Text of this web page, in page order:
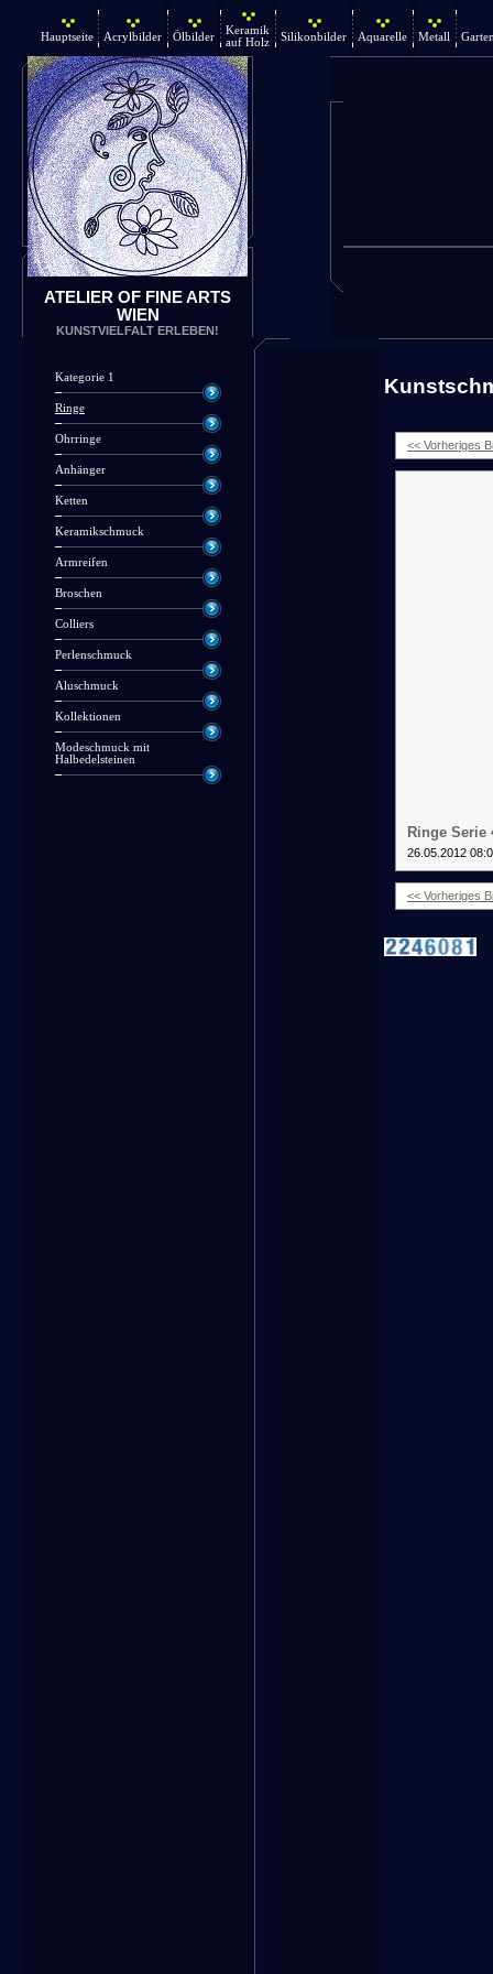
Hauptseite Acrylbilder Ölbilder
Keramik
auf Holz
Silikonbilder Aquarelle Metall
ATELIER OF FINE ARTS
WIEN
KUNSTVIELFALT ERLEBEN!
Kategorie 1
Ringe
Ohrringe
Anhänger
Ketten
Keramikschmuck
Armreifen
Broschen
Colliers
Perlenschmuck
Aluschmuck
Kollektionen
Modeschmuck mit
Halbedelsteinen
<< Vorheriges
Ringe Serie
26.05.2012
<< Vorheriges